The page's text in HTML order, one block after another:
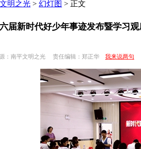
明之光 > 幻灯图 > 正文
届新时代好少年事迹发布暨学习
：南平文明之光 责任编辑：郑正华 我来说两句